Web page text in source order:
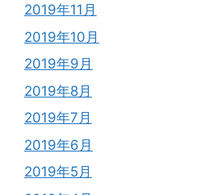
2019年11月
2019年10月
2019年9月
2019年8月
2019年7月
2019年6月
2019年5月